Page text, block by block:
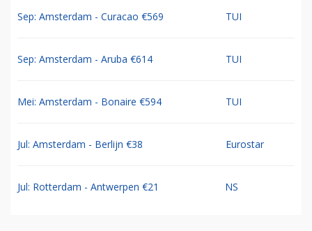
Sep: Amsterdam - Curacao €569 TUI
Sep: Amsterdam - Aruba €614 TUI
Mei: Amsterdam - Bonaire €594 TUI
Jul: Amsterdam - Berlijn €38 Eurostar
Jul: Rotterdam - Antwerpen €21 NS